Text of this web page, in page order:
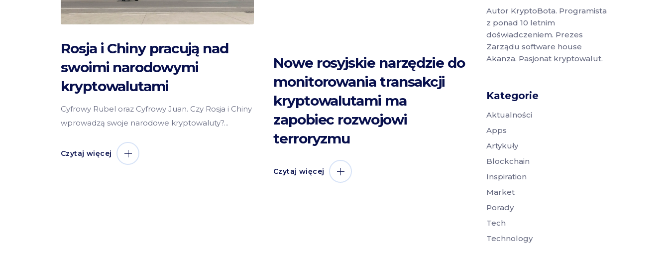
Rosja i Chiny pracują nad
swoimi narodowymi
kryptowalutami
Cyfrowy Rubel oraz Cyfrowy Juan. Czy Rosja i Chiny
wprowadzą swoje narodowe kryptowaluty?
Czytaj więcej
Nowe rosyjskie narzędzie do
monitorowania transakcji
kryptowalutami ma
zapobiec rozwojowi
terroryzmu
Czytaj więcej
Autor KryptoBota. Programista
z ponad 10 letnim
doświadczeniem. Prezes
Zarządu software house
Akanza. Pasjonat kryptowalut.
Kategorie
Aktualności
Apps
Artykuły
Blockchain
Inspiration
Market
Porady
Tech
Technology